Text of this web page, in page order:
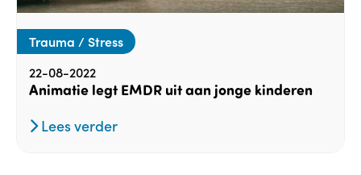
Trauma / Stress
22-08-2022
Animatie legt EMDR uit aan jonge kinderen
Lees verder